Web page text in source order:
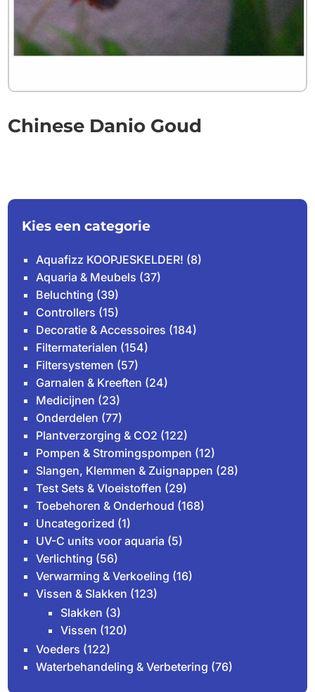
Chinese Danio Goud
Kies een categorie
Aquafizz KOOPJESKELDER! (8)
Aquaria & Meubels (37)
Beluchting (39)
Controllers (15)
Decoratie & Accessoires (184)
Filtermaterialen (154)
Filtersystemen (57)
Garnalen & Kreeften (24)
Medicijnen (23)
Onderdelen (77)
Plantverzorging & CO2 (122)
Pompen & Stromingspompen (12)
Slangen, Klemmen & Zuignappen (28)
Test Sets & Vloeistoffen (29)
Toebehoren & Onderhoud (168)
Uncategorized (1)
UV-C units voor aquaria (5)
Verlichting (56)
Verwarming & Verkoeling (16)
Vissen & Slakken (123)
Slakken (3)
Vissen (120)
Voeders (122)
Waterbehandeling & Verbetering (76)